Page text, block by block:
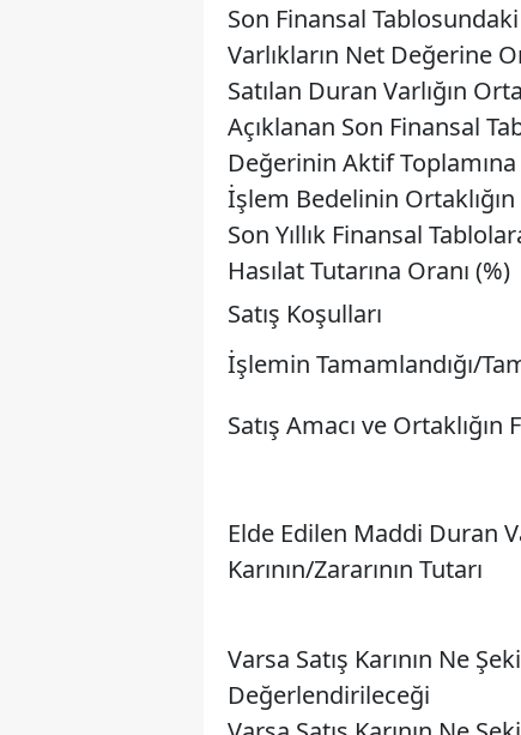
Son Finansal
Varlıkların Net Değerine
Satılan Duran Varlığın
Açıklanan Son Finansal
Değerinin Aktif Toplamına
İşlem Bedelinin
Son Yıllık Finansal
Hasılat Tutarına Oranı (%)
Satış Koşulları
İşlemin Tamamlandığı/
Satış Amacı ve
Elde Edilen Maddi Duran
Karının/Zararının Tutarı
Varsa Satış Karının Ne
Değerlendirileceği